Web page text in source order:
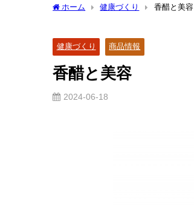
ホーム 健康づくり 香醋と美容
健康づくり 商品情報
香醋と美容
2024-06-18